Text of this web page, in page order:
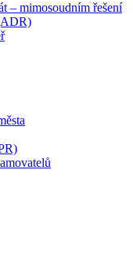
– mimosoudním řešení